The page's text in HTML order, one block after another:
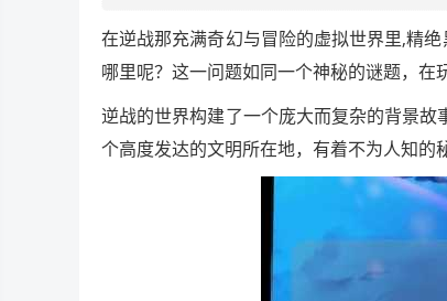
在逆战那充满奇幻与冒险的虚拟世界里,精
哪里呢？这一问题如同一个神秘的谜题，在
逆战的世界构建了一个庞大而复杂的背景
个高度发达的文明所在地，有着不为人知的